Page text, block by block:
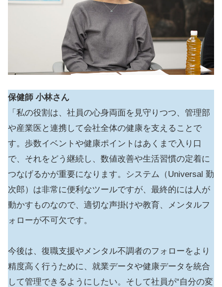
保健師 小林さん
「私の役割は、社員の心身両面を見守りつつ、管理部
や産業医と連携して会社全体の健康を支えることで
す。歩数イベントや健康ポイントはあくまで入り口
で、それをどう継続し、数値改善や生活習慣の定着に
つなげるかが重要になります。システム（Universal 勤
次郎）は非常に便利なツールですが、最終的には人が
動かすものなので、適切な声掛けや教育、メンタルフ
ォローが不可欠です。
今後は、復職支援やメンタル不調者のフォローをより
精度高く行うために、就業データや健康データを統合
して管理できるようにしたい。そして社員が“自分の変